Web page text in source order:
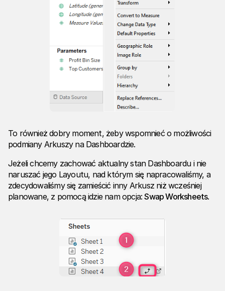
To również dobry moment, żeby wspomnieć o możliwości
podmiany Arkuszy na Dashboardzie.
Jeżeli chcemy zachować aktualny stan Dashboardu i nie
naruszać jego Layoutu, nad którym się napracowaliśmy, a
zdecydowaliśmy się zamieścić inny Arkusz niż wcześniej
planowane, z pomocą idzie nam opcja:Swap Worksheets.